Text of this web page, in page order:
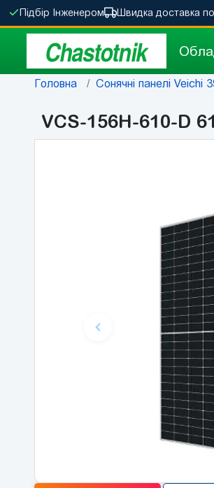
Підбір Інженером Швидка доставка по
Chastotnik
Головна Сонячні панелі
VCS-156H-610-D